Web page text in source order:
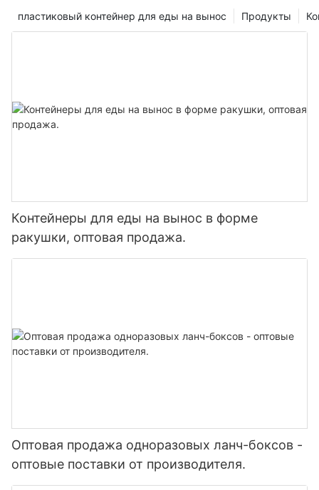
Продукты
пластиковый контейнер для еды на вынос
Контейнеры для еды на вынос в форме
ракушки, оптовая продажа.
Оптовая продажа одноразовых ланч-боксов -
оптовые поставки от производителя.